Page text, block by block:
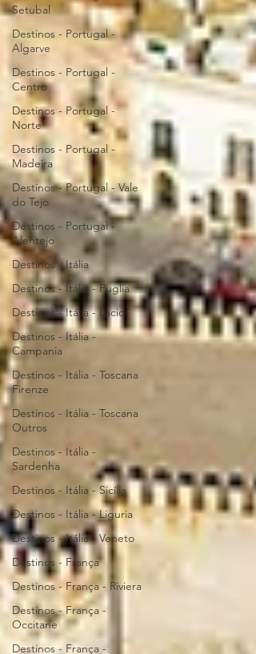
Setubal
Destinos - Portugal -
Algarve
Destinos - Portugal -
Centro
Destinos - Portugal -
Norte
Destinos - Portugal -
Madeira
Destinos - Portugal - Vale
do Tejo
Destinos - Portugal -
Alentejo
Destinos - Itália
Destinos - Itália - Puglia
Destinos - Itália - Lacio
Destinos - Itália -
Campania
Destinos - Itália - Toscana
Firenze
Destinos - Itália - Toscana
Outros
Destinos - Itália -
Sardenha
Destinos - Itália - Sicília
Destinos - Itália - Liguria
Destinos - Itália - Veneto
Destinos - França
Destinos - França - Riviera
Destinos - França -
Occitane
Destinos - França -